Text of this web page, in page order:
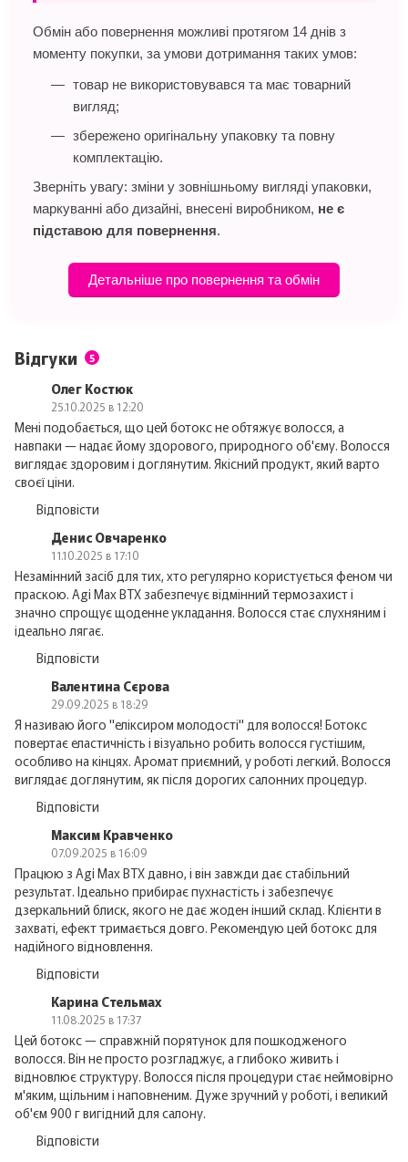
Обмін або повернення можливі протягом 14 днів з
моменту покупки, за умови дотримання таких умов:
товар не використовувався та має товарний
вигляд;
збережено оригінальну упаковку та повну
комплектацію.
Зверніть увагу: зміни у зовнішньому вигляді упаковки,
маркуванні або дизайні, внесені виробником, не є
підставою для повернення.
Детальніше про повернення та обмін
Відгуки 5
Олег Костюк
25.10.2025 в 12:20
Мені подобається, що цей ботокс не обтяжує волосся, а
навпаки — надає йому здорового, природного об'єму. Волосся
виглядає здоровим і доглянутим. Якісний продукт, який варто
своєї ціни.
Відповісти
Денис Овчаренко
11.10.2025 в 17:10
Незамінний засіб для тих, хто регулярно користується феном чи
праскою. Agi Max BTX забезпечує відмінний термозахист і
значно спрощує щоденне укладання. Волосся стає слухняним і
ідеально лягає.
Відповісти
Валентина Сєрова
29.09.2025 в 18:29
Я називаю його "еліксиром молодості" для волосся! Ботокс
повертає еластичність і візуально робить волосся густішим,
особливо на кінцях. Аромат приємний, у роботі легкий. Волосся
виглядає доглянутим, як після дорогих салонних процедур.
Відповісти
Максим Кравченко
07.09.2025 в 16:09
Працюю з Agi Max BTX давно, і він завжди дає стабільний
результат. Ідеально прибирає пухнастість і забезпечує
дзеркальний блиск, якого не дає жоден інший склад. Клієнти в
захваті, ефект тримається довго. Рекомендую цей ботокс для
надійного відновлення.
Відповісти
Карина Стельмах
11.08.2025 в 17:37
Цей ботокс — справжній порятунок для пошкодженого
волосся. Він не просто розгладжує, а глибоко живить і
відновлює структуру. Волосся після процедури стає неймовірно
м'яким, щільним і наповненим. Дуже зручний у роботі, і великий
об'єм 900 г вигідний для салону.
Відповісти